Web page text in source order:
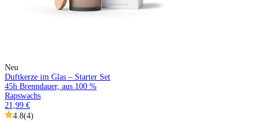
Neu
Duftkerze im Glas – Starter Set
45h Brenndauer, aus 100 %
Rapswachs
21,99 €
4.8(4)